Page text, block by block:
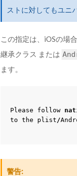
ストに対してもユニ
この指定は、iOSの場
継承クラス または
ます。
Please follow
to the plist /
警告